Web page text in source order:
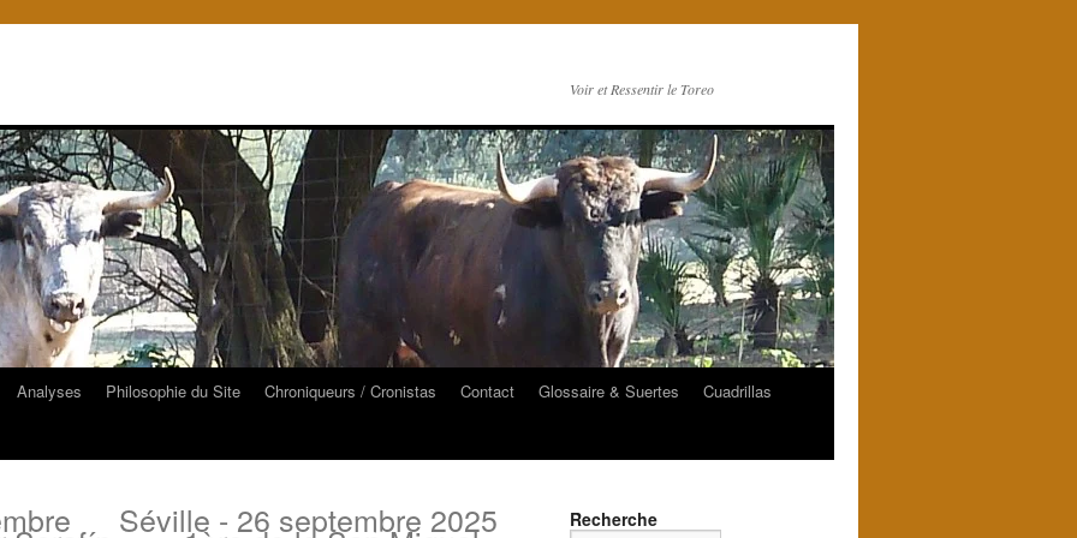
Voir et Ressentir le Toreo
Analyses Philosophie du Site Chroniqueurs / Cronistas Contact Glossaire & Suertes
Cuadrillas
Séville - 26 septembre 2025 Recherche